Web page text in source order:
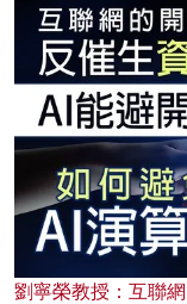
劉寧榮教授：互聯